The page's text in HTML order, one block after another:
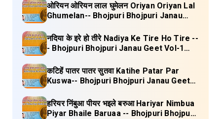
ओरियन ओरियन लाल घुमेलन Oriyan Oriyan Lal
Ghumelan-- Bhojpuri Bhojpuri Janau
नदिया के इरे हो तीरे Nadiya Ke Tire Ho Tire --
- Bhojpuri Bhojpuri Janau Geet Vol-1
कटिहें पातर पातर सुतवा Katihe Patar Par
Kuswa-- Bhojpuri Bhojpuri Janau Geet
हरियर निंबुआ पीयर भइले बरुआ Hariyar Nimbua
Piyar Bhaile Baruaa -- Bhojpuri Bhojpuri